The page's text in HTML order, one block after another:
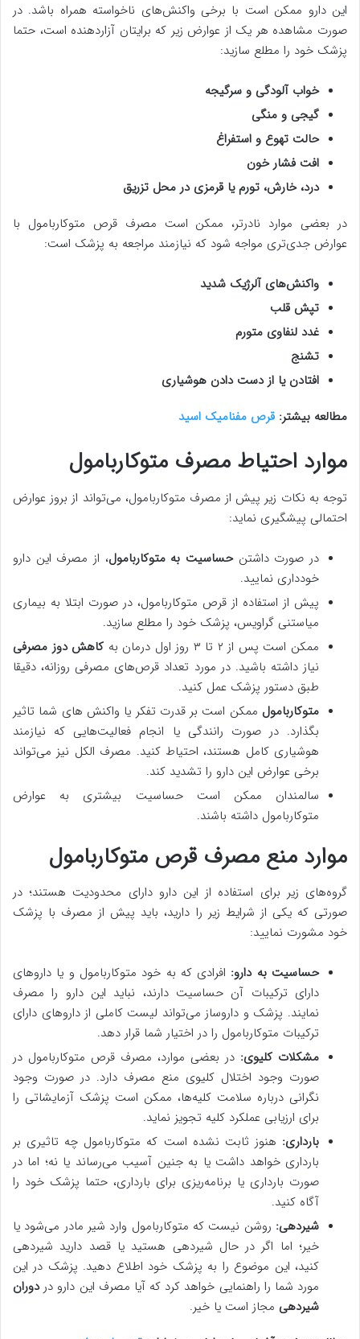
این دارو ممکن است با برخی واکنش‌های ناخواسته همراه باشد. در
صورت مشاهده هر یک از عوارض زیر که برایتان آزاردهنده است، حتما
پزشک خود را مطلع سازید:
خواب آلودگی و سرگیجه
گیجی و منگی
حالت تهوع و استفراغ
افت فشار خون
درد، خارش، تورم یا قرمزی در محل تزریق
در بعضی موارد نادرتر، ممکن است مصرف قرص متوکاربامول با
عوارض جدی‌تری مواجه شود که نیازمند مراجعه به پزشک است:
واکنش‌های آلرژیک شدید
تپش قلب
غدد لنفاوی متورم
تشنج
افتادن یا از دست دادن هوشیاری
مطالعه بیشتر: قرص مفنامیک اسید
موارد احتیاط مصرف متوکاربامول
توجه به نکات زیر پیش از مصرف متوکاربامول، می‌تواند از بروز عوارض
احتمالی پیشگیری نماید:
در صورت داشتنحساسیت به متوکاربامول، از مصرف این دارو
خودداری نمایید.
پیش از استفاده از قرص متوکاربامول، در صورت ابتلا به بیماری
میاستنی گراویس، پزشک خود را مطلع سازید.
ممکن است پس از ۲ تا ۳ روز اول درمان به
کاهش دوز مصرفی
نیاز داشته باشید. در مورد تعداد قرص‌های مصرفی روزانه، دقیقا
طبق دستور پزشک عمل کنید.
متوکاربامول ممکن است بر قدرت تفکر یا واکنش های شما تاثیر
بگذارد. در صورت رانندگی یا انجام فعالیت‌هایی که نیازمند
هوشیاری کامل هستند، احتیاط کنید. مصرف الکل نیز می‌تواند
برخی عوارض این دارو را تشدید کند.
سالمندان ممکن است حساسیت بیشتری به عوارض
متوکاربامول داشته باشند.
موارد منع مصرف قرص متوکاربامول
گروه‌های زیر برای استفاده از این دارو دارای محدودیت هستند؛ در
صورتی که یکی از شرایط زیر را دارید، باید پیش از مصرف با پزشک
خود مشورت نمایید:
حساسیت به دارو: افرادی که به خود متوکاربامول و یا داروهای
دارای ترکیبات آن حساسیت دارند، نباید این دارو را مصرف
نمایند. پزشک و داروساز می‌تواند لیست کاملی از داروهای دارای
ترکیبات متوکاربامول را در اختیار شما قرار دهد.
مشکلات کلیوی: در بعضی موارد، مصرف قرص متوکاربامول در
صورت وجود اختلال کلیوی منع مصرف دارد. در صورت وجود
نگرانی درباره سلامت کلیه‌ها، ممکن است پزشک آزمایشاتی را
برای ارزیابی عملکرد کلیه تجویز نماید.
بارداری: هنوز ثابت نشده است که متوکاربامول چه تاثیری بر
بارداری خواهد داشت یا به جنین آسیب می‌رساند یا نه؛ اما در
صورت بارداری یا برنامه‌ریزی برای بارداری، حتما پزشک خود را
آگاه کنید.
شیردهی: روشن نیست که متوکاربامول وارد شیر مادر می‌شود یا
خیر؛ اما اگر در حال شیردهی هستید یا قصد دارید شیردهی
کنید، این موضوع را به پزشک خود اطلاع دهید. پزشک در این
مورد شما را راهنمایی خواهد کرد که آیا مصرف این دارو دردوران
شیردهی مجاز است یا خیر.